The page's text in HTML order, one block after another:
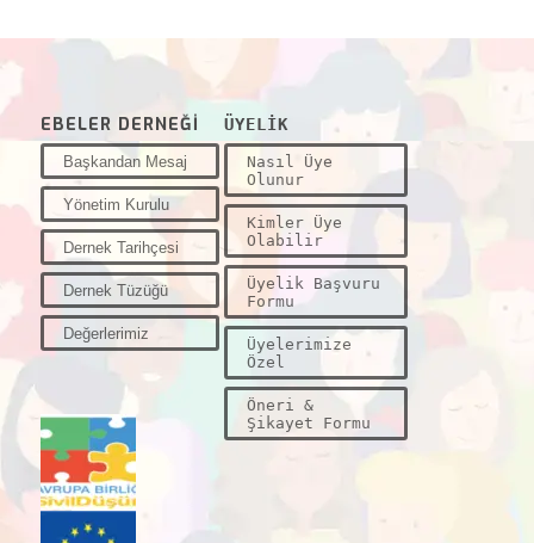
EBELER DERNEĞİ
Başkandan Mesaj
Yönetim Kurulu
Dernek Tarihçesi
Dernek Tüzüğü
Değerlerimiz
ÜYELİK
Nasıl Üye
Olunur
Kimler Üye
Olabilir
Üyelik Başvuru
Formu
Üyelerimize
Özel
Öneri &
Şikayet Formu